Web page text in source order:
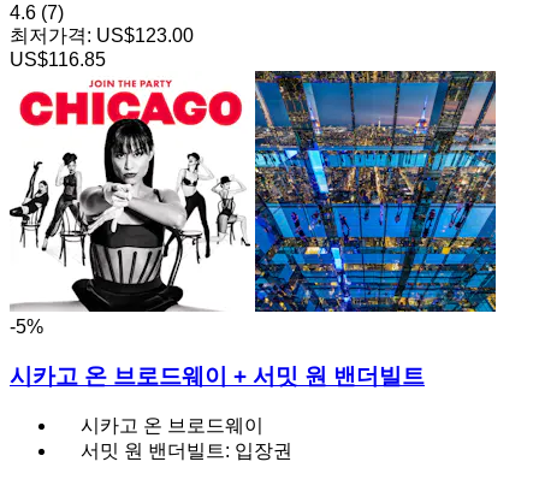
4.6 (7)
최저가격: US$123.00
US$116.85
-5%
시카고 온 브로드웨이 + 서밋 원 밴더빌트
시카고 온 브로드웨이
서밋 원 밴더빌트: 입장권